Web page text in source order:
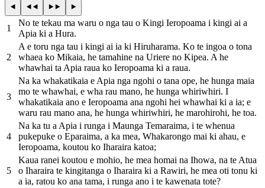
1
No te tekau ma waru o nga tau o Kingi Ieropoama i kingi ai a
Apia ki a Hura.
2
A e toru nga tau i kingi ai ia ki Hiruharama. Ko te ingoa o tona
whaea ko Mikaia, he tamahine na Uriere no Kipea. A he
whawhai ta Apia raua ko Ieropoama ki a raua.
3
Na ka whakatikaia e Apia nga ngohi o tana ope, he hunga maia
mo te whawhai, e wha rau mano, he hunga whiriwhiri. I
whakatikaia ano e Ieropoama ana ngohi hei whawhai ki a ia; e
waru rau mano ana, he hunga whiriwhiri, he marohirohi, he toa.
4
Na ka tu a Apia i runga i Maunga Temaraima, i te whenua
pukepuke o Eparaima, a ka mea, Whakarongo mai ki ahau, e
Ieropoama, koutou ko Iharaira katoa;
5
Kaua ranei koutou e mohio, he mea homai na Ihowa, na te Atua
o Iharaira te kingitanga o Iharaira ki a Rawiri, he mea oti tonu ki
a ia, ratou ko ana tama, i runga ano i te kawenata tote?